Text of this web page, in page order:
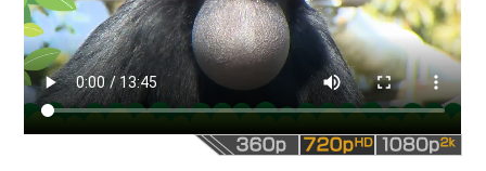
お知らせ
2024/09/02
動画配信サービス『CCNet Web TV』は2024
年9月24日からリニューアルします！